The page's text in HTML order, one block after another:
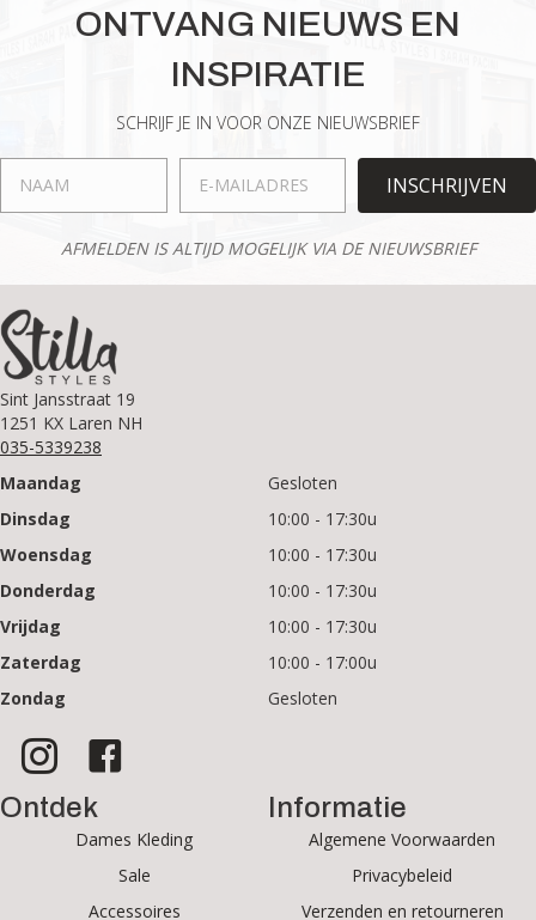
ONTVANG NIEUWS EN
INSPIRATIE
SCHRIJF JE IN VOOR ONZE NIEUWSBRIEF
INSCHRIJVEN
AFMELDEN IS ALTIJD MOGELIJK VIA DE NIEUWSBRIEF
Sint Jansstraat 19
1251 KX Laren NH
035-5339238
Maandag
Gesloten
Dinsdag
10:00 - 17:30u
Woensdag
10:00 - 17:30u
Donderdag
10:00 - 17:30u
Vrijdag
10:00 - 17:30u
Zaterdag
10:00 - 17:00u
Zondag
Gesloten
Ontdek
Dames Kleding
Sale
Accessoires
Informatie
Algemene Voorwaarden
Privacybeleid
Verzenden en retourneren